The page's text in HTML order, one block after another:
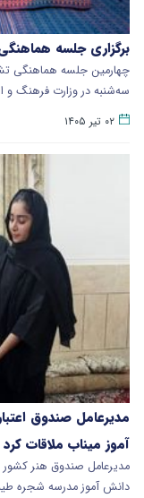
برگزاری جلسه
چهارمین جلسه هماهنگی
سه‌شنبه در وزارت فرهنگ و
۰۲ تیر ۱۴۰۵
مدیرعامل صندوق
آموز میناب ملاقات کرد
مدیرعامل صندوق هنر کشور
دانش آموز مدرسه شجره